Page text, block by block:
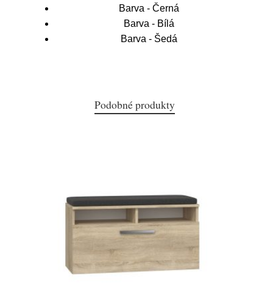
Barva - Černá
Barva - Bílá
Barva - Šedá
Podobné produkty